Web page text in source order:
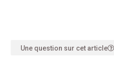
Une question sur cet article